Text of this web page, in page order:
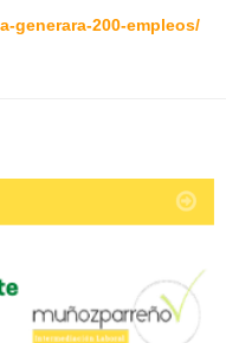
generara-200-empleos/